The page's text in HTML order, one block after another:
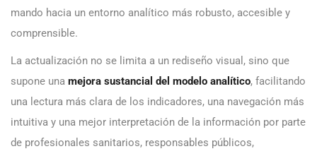
mando hacia un entorno analítico más robusto, accesible y
comprensible.
La actualización no se limita a un rediseño visual, sino que
supone una mejora sustancial del modelo analítico, facilitando
una lectura más clara de los indicadores, una navegación más
intuitiva y una mejor interpretación de la información por parte
de profesionales sanitarios, responsables públicos,